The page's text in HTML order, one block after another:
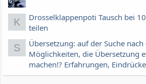
K
Drosselklappenpoti Tausch bei
teilen
S
Übersetzung: auf der Suche
Möglichkeiten, die Übersetzung
machen!? Erfahrungen,